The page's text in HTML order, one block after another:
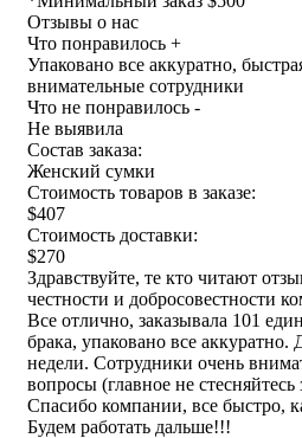
Отзывы о нас
Что понравилось +
Упаковано все аккуратно,
внимательные сотрудники
Что не понравилось -
Не выявила
Состав заказа:
Женский сумки
Стоимость товаров в заказе:
$407
Стоимость доставки:
$270
Здравствуйте, те кто читают
честности и добросовестности
Все отлично, заказывала 101
брака, упаковано все
недели. Сотрудники очень
вопросы (главное не стесняйтесь
Спасибо компании, все быстро,
Будем работать дальше!!!